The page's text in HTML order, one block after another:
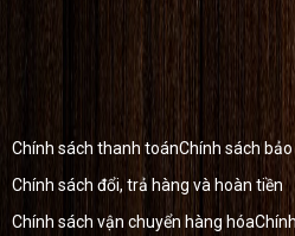
Chính sách thanh toánChính sách
Chính sách đổi, trả hàng và hoàn tiền
Chính sách vận chuyển hàng hóa